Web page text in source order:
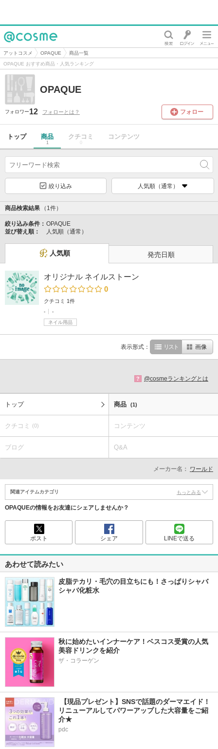
@cosme
アットコスメ OPAQUE
商品一覧
OPAQUE おすすめ商品・人気ランキング
OPAQUE
フォロワー12 フォローとは？ フォロー
トップ 商品
1
クチコミ
0
コンテンツ
絞り込み 人気順（通常）
商品検索結果 （1件）
絞り込み条件： OPAQUE
並び替え順：
人気順（通常）
人気順 発売日順
オリジナル ネイルストーン
0
クチコミ 1件
-
-
ネイル用品
表示形式： リスト 画像
? @cosmeランキングとは
トップ 商品 (1)
クチコミ (0) コンテンツ
ブログ Q&A
メーカー名： ワールド
関連アイテムカテゴリ もっとみる
OPAQUEの情報をお友達にシェアしませんか？
ポスト シェア LINEで送る
あわせて読みたい
皮脂テカリ・毛穴の目立ちにも！さっぱりシャバ
シャバ化粧水
秋に始めたいインナーケア！ベスコス受賞の人気
美容ドリンクを紹介
ザ・コラーゲン
【現品プレゼント】SNSで話題のダーマエイド！
リニューアルしてパワーアップした大容量をご紹
介★
pdc